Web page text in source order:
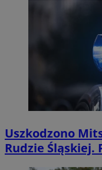
Uszkodzono
Rudzie Śląskiej.